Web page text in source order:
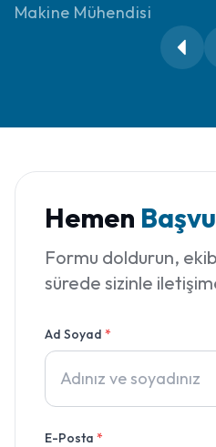
Makine Mühendisi
Hemen
Formu doldurun,
sürede sizinle
Ad Soyad *
E-Posta *